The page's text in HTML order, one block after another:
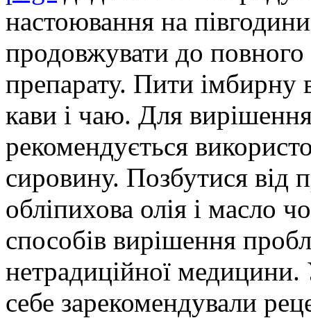
настоювання на
продовжувати до
препарату. Пити імбирну
кави і чаю. Для
рекомендується
сировину. Позбутися від
обліпихова олія і масло
способів вирішення
нетрадиційної медицини.
себе зарекомендували